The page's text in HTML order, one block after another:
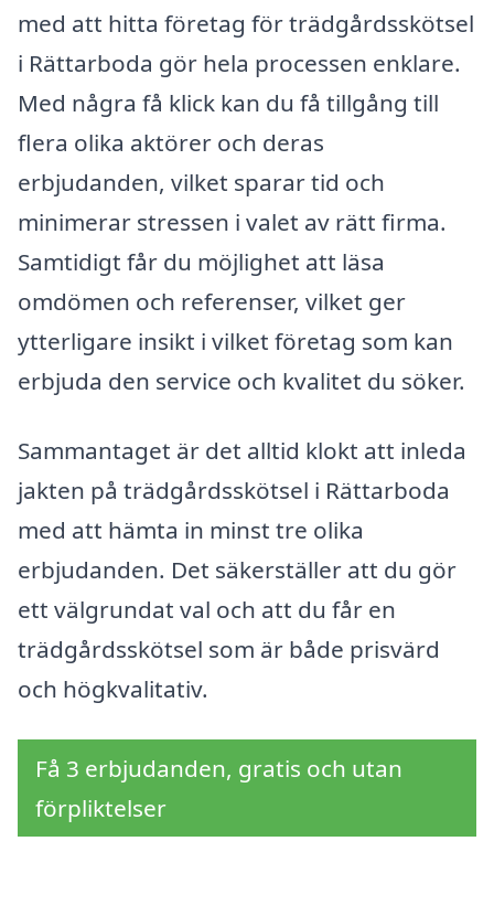
med att hitta företag för trädgårdsskötsel
i Rättarboda gör hela processen enklare.
Med några få klick kan du få tillgång till
flera olika aktörer och deras
erbjudanden, vilket sparar tid och
minimerar stressen i valet av rätt firma.
Samtidigt får du möjlighet att läsa
omdömen och referenser, vilket ger
ytterligare insikt i vilket företag som kan
erbjuda den service och kvalitet du söker.
Sammantaget är det alltid klokt att inleda
jakten på trädgårdsskötsel i Rättarboda
med att hämta in minst tre olika
erbjudanden. Det säkerställer att du gör
ett välgrundat val och att du får en
trädgårdsskötsel som är både prisvärd
och högkvalitativ.
Få 3 erbjudanden, gratis och utan
förpliktelser